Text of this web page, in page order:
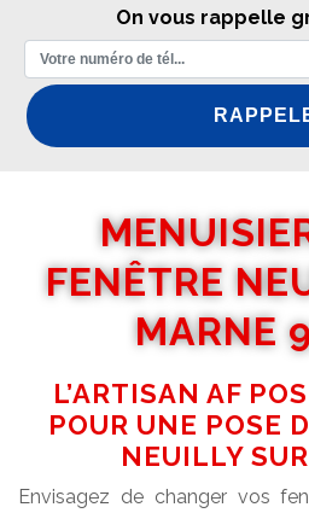
On vous rappelle
FENÊTRE
MARNE
L’ARTISAN AF
POUR UNE POSE
NEUILLY
Envisagez de changer vos